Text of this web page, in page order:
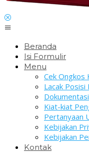
Beranda
Isi Formulir
Menu
Cek Ongkos
Lacak Posisi
Kiat-kiat
Pertanyaan
Kebijakan
Kebijakan
Kontak